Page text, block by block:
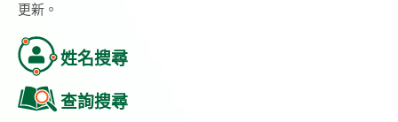
更新。
姓名搜尋
查詢搜尋